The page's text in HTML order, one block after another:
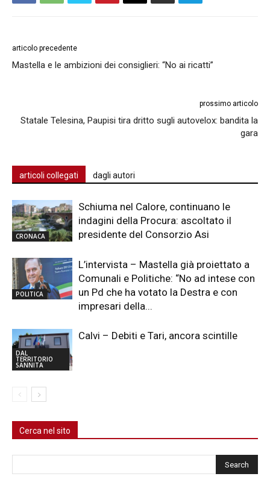
articolo precedente
Mastella e le ambizioni dei consiglieri: “No ai ricatti”
prossimo articolo
Statale Telesina, Paupisi tira dritto sugli autovelox: bandita la
gara
articoli collegati dagli autori
CRONACA
Schiuma nel Calore, continuano le
indagini della Procura: ascoltato il
presidente del Consorzio Asi
POLITICA
L’intervista – Mastella già proiettato a
Comunali e Politiche: “No ad intese con
un Pd che ha votato la Destra e con
impresari della...
DAL
TERRITORIO
SANNITA
Calvi – Debiti e Tari, ancora scintille
Cerca nel sito